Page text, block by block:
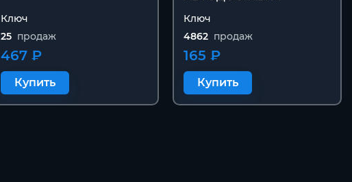
Ключ
25 продаж
467 ₽
Купить
Ключ
4862 продаж
165 ₽
Купить